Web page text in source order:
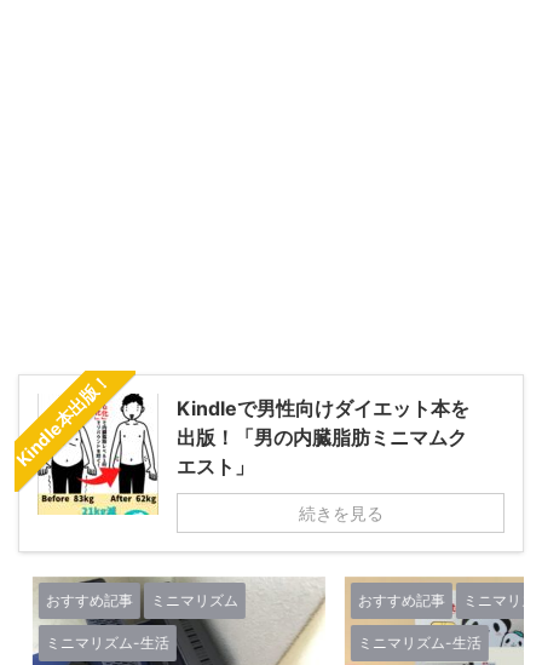
Kindle本出版！
Kindleで男性向けダイエット本を
出版！「男の内臓脂肪ミニマムク
エスト」
続きを見る
おすすめ記事 ミニマリズム
ミニマリズム-生活
おすすめ記事
ミニマリズ